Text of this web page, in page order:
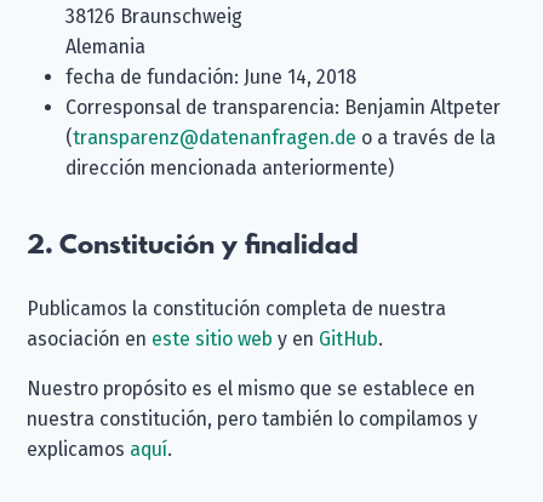
38126 Braunschweig
Alemania
fecha de fundación: June 14, 2018
Corresponsal de transparencia: Benjamin Altpeter
(transparenz@datenanfragen.de o a través de la
dirección mencionada anteriormente)
2. Constitución y finalidad
Publicamos la constitución completa de nuestra
asociación en este sitio web y en GitHub.
Nuestro propósito es el mismo que se establece en
nuestra constitución, pero también lo compilamos y
explicamos aquí.